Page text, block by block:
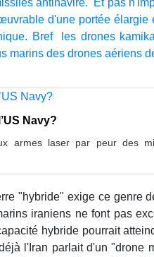
d'une portée élargie
Bref les drones
marins des drones aériens
Navy?
armes laser par peur des
"hybride" exige ce genre
iraniens ne font pas
hybride pourrait
l'Iran parlait d'un "drone